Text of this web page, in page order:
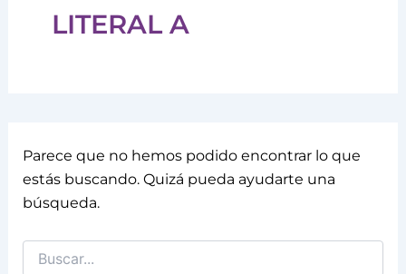
LITERAL A
Parece que no hemos podido encontrar lo que
estás buscando. Quizá pueda ayudarte una
búsqueda.